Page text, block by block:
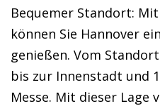
Bequemer Standort:
können Sie Hannover
genießen. Vom
bis zur Innenstadt und
Messe. Mit dieser Lage